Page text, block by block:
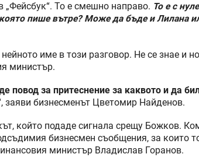
„Фейсбук“. То е смешно направо. То е с
пише вътре? Може да бъде и Лилана
име в този разговор. Не се знае и
министър.
повод за притеснение за каквото и да
заяви бизнесменът Цветомир Найденов.
който подаде сигнала срещу Божков.
бизнесмен съобщения, за които
министър Владислав Горанов.